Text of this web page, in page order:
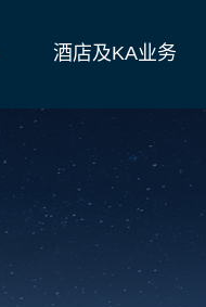
酒店及KA业务